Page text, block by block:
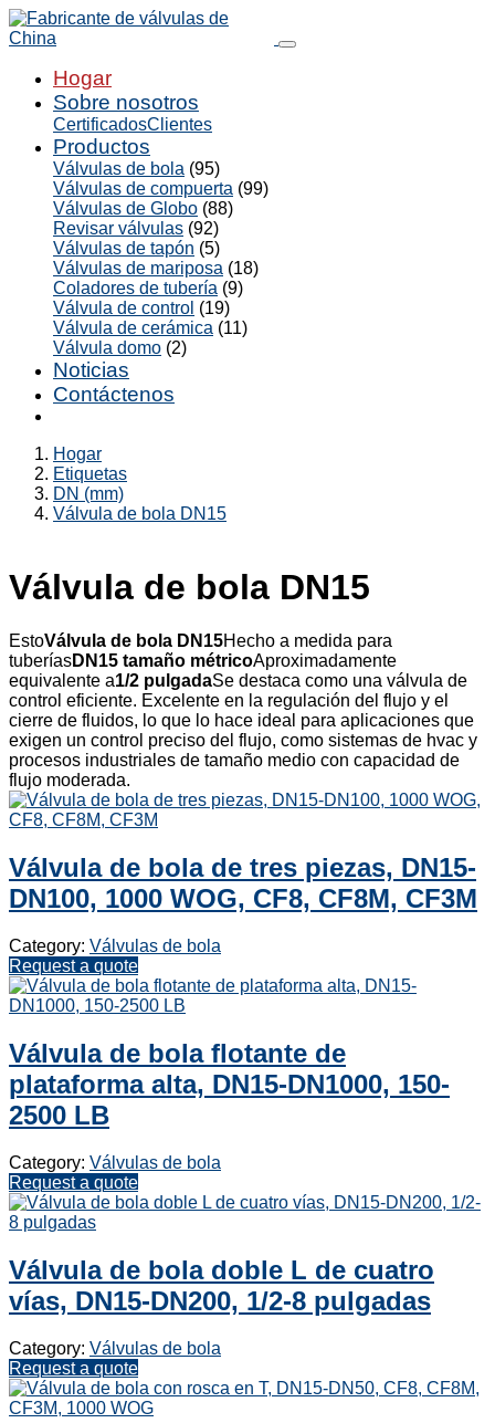
Hogar
Sobre nosotros
CertificadosClientes
Productos
Válvulas de bola (95)
Válvulas de compuerta (99)
Válvulas de Globo (88)
Revisar válvulas (92)
Válvulas de tapón (5)
Válvulas de mariposa (18)
Coladores de tubería (9)
Válvula de control (19)
Válvula de cerámica (11)
Válvula domo (2)
Noticias
Contáctenos
Hogar
Etiquetas
DN (mm)
Válvula de bola DN15
Válvula de bola DN15
EstoVálvula de bola DN15Hecho a medida para
tuberíasDN15 tamaño métricoAproximadamente
equivalente a1/2 pulgadaSe destaca como una válvula de
control eficiente. Excelente en la regulación del flujo y el
cierre de fluidos, lo que lo hace ideal para aplicaciones que
exigen un control preciso del flujo, como sistemas de hvac y
procesos industriales de tamaño medio con capacidad de
flujo moderada.
Válvula de bola de tres piezas, DN15-
DN100, 1000 WOG, CF8, CF8M, CF3M
Category: Válvulas de bola
Request a quote
Válvula de bola flotante de
plataforma alta, DN15-DN1000, 150-
2500 LB
Category: Válvulas de bola
Request a quote
Válvula de bola doble L de cuatro
vías, DN15-DN200, 1/2-8 pulgadas
Category: Válvulas de bola
Request a quote